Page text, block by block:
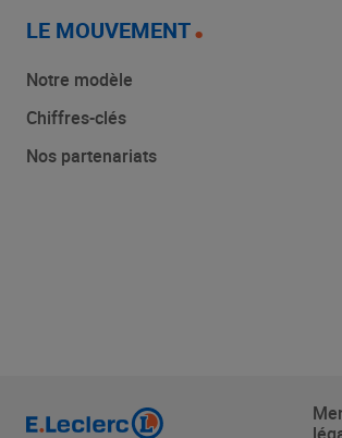
LE MOUVEMENT
Notre modèle
Chiffres-clés
Nos partenariats